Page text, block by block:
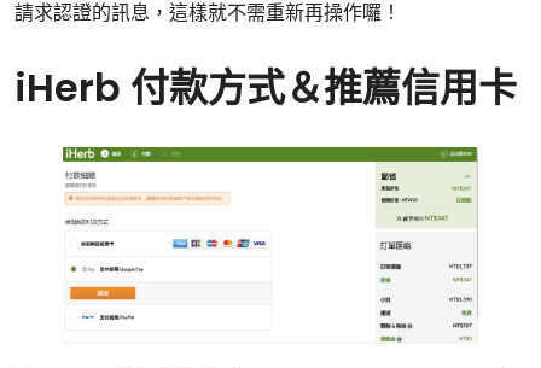
請求認證的訊息，這樣就不需重新再操作囉！
iHerb 付款方式＆推薦信用卡